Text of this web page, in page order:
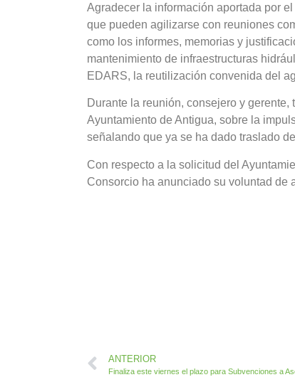
Agradecer la información aportada por
que pueden agilizarse con reuniones
como los informes, memorias y
mantenimiento de infraestructuras
EDARS, la reutilización convenida del
Durante la reunión, consejero y
Ayuntamiento de Antigua, sobre la
señalando que ya se ha dado traslado
Con respecto a la solicitud del
Consorcio ha anunciado su voluntad de
ANTERIOR